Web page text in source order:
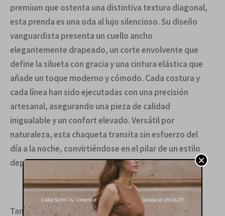
premium que ostenta una distintiva textura diagonal,
esta prenda es una oda al lujo silencioso. Su diseño
vanguardista presenta un cuello ancho
elegantemente drapeado, un corte envolvente que
define la silueta con gracia y una cintura elástica que
añade un toque moderno y cómodo. Cada costura y
cada línea han sido ejecutadas con una precisión
artesanal, asegurando una pieza de calidad
inigualable y un confort elevado. Versátil por
naturaleza, esta chaqueta transita sin esfuerzo del
día a la noche, convirtiéndose en el pilar de un estilo
depurado y contemporáneo.
También te recomendamos…
×